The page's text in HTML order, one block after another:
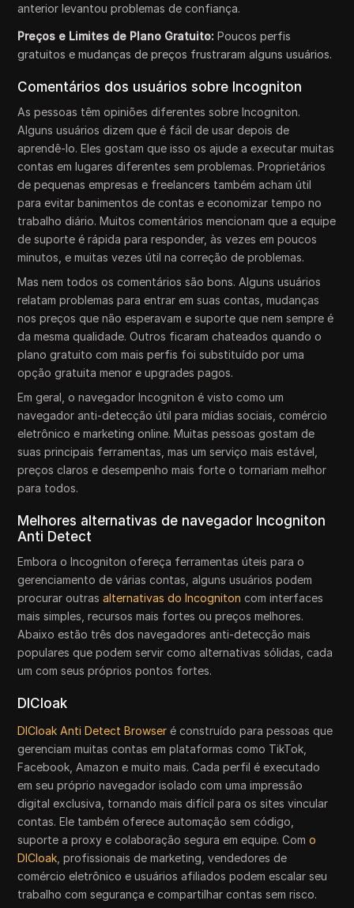
anterior levantou problemas de confiança.
Preços e Limites de Plano Gratuito: Poucos perfis
gratuitos e mudanças de preços frustraram alguns usuários.
Comentários dos usuários sobre Incogniton
As pessoas têm opiniões diferentes sobre Incogniton.
Alguns usuários dizem que é fácil de usar depois de
aprendê-lo. Eles gostam que isso os ajude a executar muitas
contas em lugares diferentes sem problemas. Proprietários
de pequenas empresas e freelancers também acham útil
para evitar banimentos de contas e economizar tempo no
trabalho diário. Muitos comentários mencionam que a equipe
de suporte é rápida para responder, às vezes em poucos
minutos, e muitas vezes útil na correção de problemas.
Mas nem todos os comentários são bons. Alguns usuários
relatam problemas para entrar em suas contas, mudanças
nos preços que não esperavam e suporte que nem sempre é
da mesma qualidade. Outros ficaram chateados quando o
plano gratuito com mais perfis foi substituído por uma
opção gratuita menor e upgrades pagos.
Em geral, o navegador Incogniton é visto como um
navegador anti-detecção útil para mídias sociais, comércio
eletrônico e marketing online. Muitas pessoas gostam de
suas principais ferramentas, mas um serviço mais estável,
preços claros e desempenho mais forte o tornariam melhor
para todos.
Melhores alternativas de navegador Incogniton
Anti Detect
Embora o Incogniton ofereça ferramentas úteis para o
gerenciamento de várias contas, alguns usuários podem
procurar outrasalternativas do Incogniton com interfaces
mais simples, recursos mais fortes ou preços melhores.
Abaixo estão três dos navegadores anti-detecção mais
populares que podem servir como alternativas sólidas, cada
um com seus próprios pontos fortes.
DICloak
DICloak Anti Detect Browser é construído para pessoas que
gerenciam muitas contas em plataformas como TikTok,
Facebook, Amazon e muito mais. Cada perfil é executado
em seu próprio navegador isolado com uma impressão
digital exclusiva, tornando mais difícil para os sites vincular
contas. Ele também oferece automação sem código,
suporte a proxy e colaboração segura em equipe. Como
DICloak , profissionais de marketing, vendedores de
comércio eletrônico e usuários afiliados podem escalar seu
trabalho com segurança e compartilhar contas sem risco.